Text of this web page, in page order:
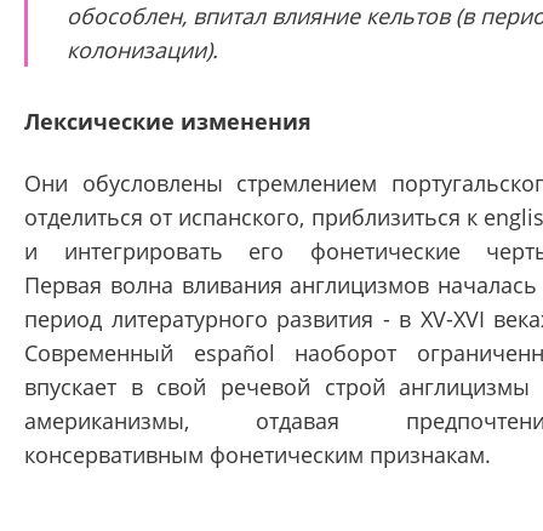
обособлен, впитал влияние кельтов (в
колонизации).
Лексические изменения
Они обусловлены стремлением
отделиться от испанского, приблизиться к
и интегрировать его фонетические
Первая волна вливания англицизмов
период литературного развития - в XV-XVI
Современный español наоборот
впускает в свой речевой строй англицизмы
американизмы, отдавая
консервативным фонетическим признакам.